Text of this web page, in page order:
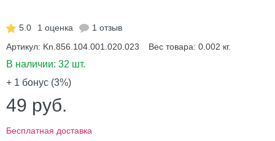
5.0 1 оценка
1 отзыв
Артикул: Kn.856.104.001.020.023 Вес товара: 0.002 кг.
В наличии: 32 шт.
+ 1 бонус (3%)
49 руб.
Бесплатная доставка